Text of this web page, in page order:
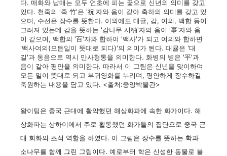
다. 매화와 납매는 모두 연초에 피는 꽃으로 신년의 의미를 갖고
있다. 천죽의 '죽 竹'은 '祝'자와 음이 같아 축하의 의미를 갖고 있
으며, 수선은 장수를 뜻한다. 이외에도 대귤, 감, 여의, 백합 등이
그려져 있는데 감을 뜻하는 '감나무 시枾'자의 음이 '事'자와 음
이 같으며, 백합의 '百'자와 합하여 '백사'가 되고 여의와 합하면
'백사여의(모든일이 뜻대로 되다)'의 의미가 된다. 대귤은 '대
길'과 동음으로 역시 만사형통을 의미한다. 화병의 병은 '平'과
음이 같아 평안을 의미한다. 따라서 이 그림은 신년을 맞이하여
모든 일이 뜻대로 되고 부귀영화를 누리며, 평안하게 장수하길
축원하는 내용을 담고 있다. <출처:중앙박물관>
왕이팅은 중국 근대에 활약했던 해상화파에 속한 화가이다. 해
상화파는 상하이에서 주로 활동했던 화가들의 집단으로 중국 근
대 회화의 초석 역할을 하였다. 이 그림은 장수를 뜻하는 학과
소나무를 함께 그린 그림이다. 예로부터 학은 신성한 동물로 불